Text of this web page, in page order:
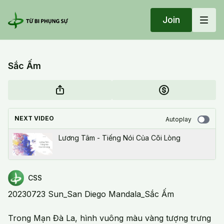
Join
Sắc Ấm
NEXT VIDEO Autoplay
Lương Tâm - Tiếng Nói Của Cõi Lòng
CSS
20230723 Sun_San Diego Mandala_Sắc Ấm
Trong Mạn Đà La, hình vuông màu vàng tượng trưng